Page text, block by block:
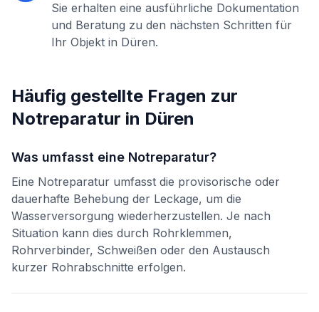
Sie erhalten eine ausführliche Dokumentation
und Beratung zu den nächsten Schritten für
Ihr Objekt in Düren.
Häufig gestellte Fragen zur
Notreparatur in Düren
Was umfasst eine Notreparatur?
Eine Notreparatur umfasst die provisorische oder
dauerhafte Behebung der Leckage, um die
Wasserversorgung wiederherzustellen. Je nach
Situation kann dies durch Rohrklemmen,
Rohrverbinder, Schweißen oder den Austausch
kurzer Rohrabschnitte erfolgen.